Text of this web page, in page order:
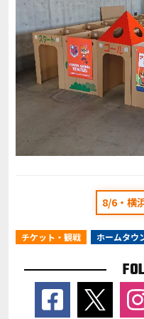
8/6・横
チケット・観戦 ホームタウ